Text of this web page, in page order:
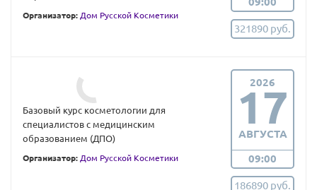
Организатор: Дом Русской Косметики
321890 руб.
Базовый курс косметологии для
специалистов с медицинским
образованием (ДПО)
Организатор: Дом Русской Косметики
2026
17
АВГУСТА
09:00
186890 руб.